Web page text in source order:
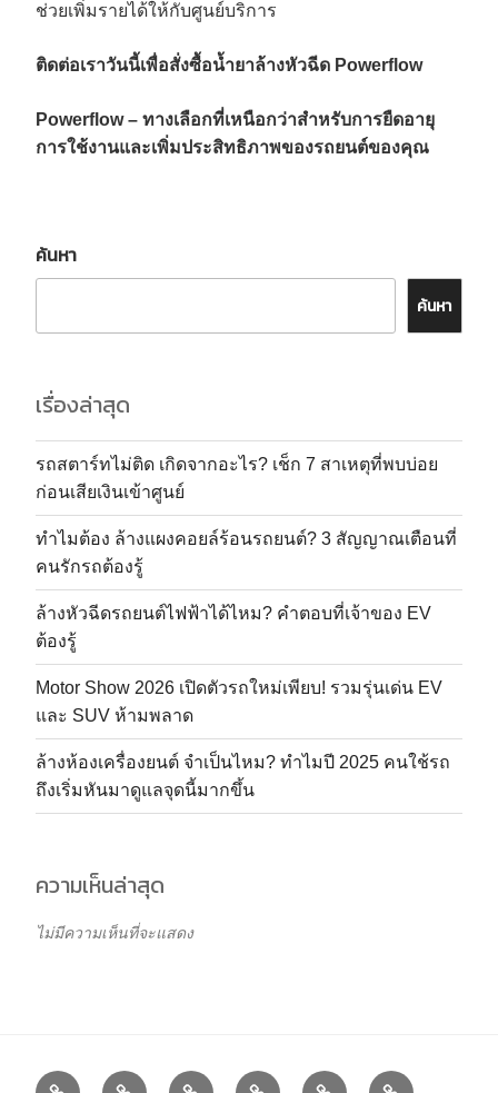
ช่วยเพิ่มรายได้ให้กับศูนย์บริการ
ติดต่อเราวันนี้เพื่อสั่งซื้อน้ำยาล้างหัวฉีด Powerflow
Powerflow – ทางเลือกที่เหนือกว่าสำหรับการยืดอายุ
การใช้งานและเพิ่มประสิทธิภาพของรถยนต์ของคุณ
ค้นหา
ค้นหา
เรื่องล่าสุด
รถสตาร์ทไม่ติด เกิดจากอะไร? เช็ก 7 สาเหตุที่พบบ่อย
ก่อนเสียเงินเข้าศูนย์
ทำไมต้อง ล้างแผงคอยล์ร้อนรถยนต์? 3 สัญญาณเตือนที่
คนรักรถต้องรู้
ล้างหัวฉีดรถยนต์ไฟฟ้าได้ไหม? คำตอบที่เจ้าของ EV
ต้องรู้
Motor Show 2026 เปิดตัวรถใหม่เพียบ! รวมรุ่นเด่น EV
และ SUV ห้ามพลาด
ล้างห้องเครื่องยนต์ จำเป็นไหม? ทำไมปี 2025 คนใช้รถ
ถึงเริ่มหันมาดูแลจุดนี้มากขึ้น
ความเห็นล่าสุด
ไม่มีความเห็นที่จะแสดง